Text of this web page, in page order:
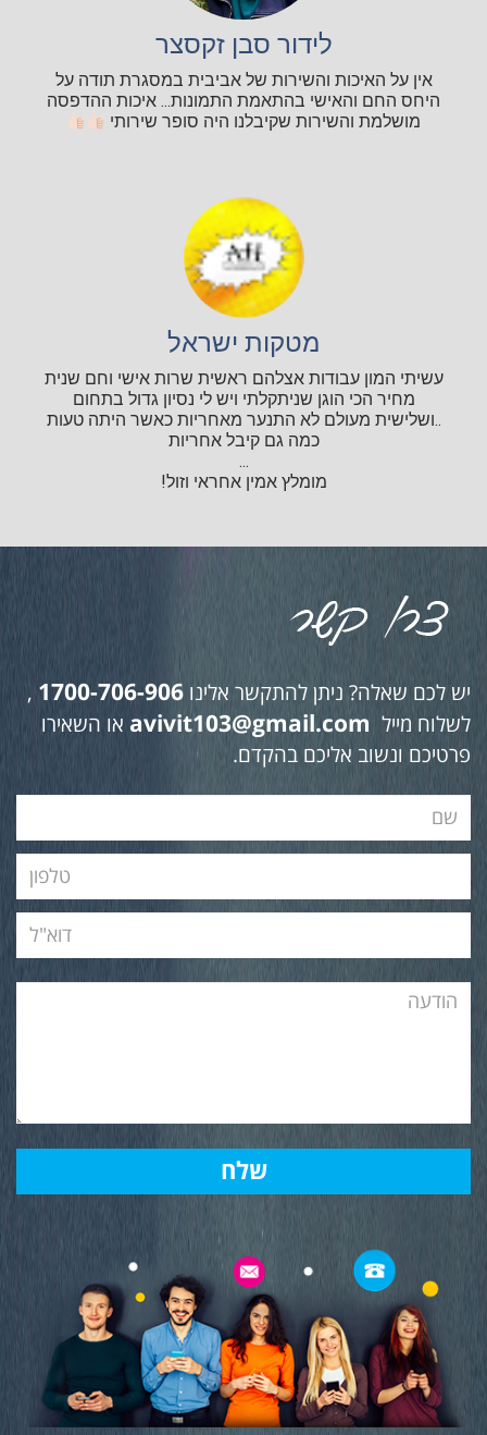
לידור סבן זקסצר
אין על האיכות והשירות של אביבית במסגרת תודה על
היחס החם והאישי בהתאמת התמונות... איכות ההדפסה
מושלמת והשירות שקיבלנו היה סופר שירותי
מטקות ישראל
עשיתי המון עבודות אצלהם ראשית שרות אישי וחם שנית
מחיר הכי הוגן שניתקלתי ויש לי נסיון גדול בתחום
..ושלישית מעולם לא התנער מאחריות כאשר היתה טעות
כמה גם קיבל אחריות
...
מומלץ אמין אחראי וזול!
יש לכם שאלה? ניתן להתקשר אלינו 1700-706-906
,
לשלוח מייל avivit103@gmail.com או השאירו
פרטיכם ונשוב אליכם בהקדם.